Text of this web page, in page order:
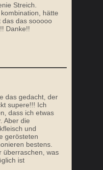
Streich.
hätte
das das sooooo
Danke!!
das gedacht, der
supere!!! Ich
dass ich etwas
Aber die
und
gerösteten
bestens.
überraschen, was
ist